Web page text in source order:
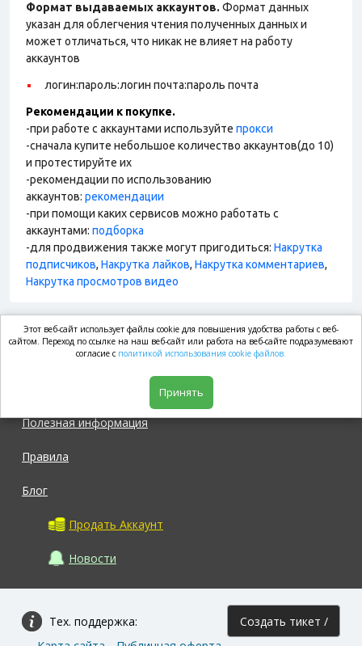
Формат выдаваемых аккаунтов. Формат данных
указан для облегчения чтения полученных данных и
может отличаться, что никак не влияет на работу
аккаунтов
логин:пароль:логин почта:пароль почта
Рекомендации к покупке.
-при работе с аккаунтами используйте прокси
-сначала купите небольшое количество аккаунтов(до 10)
и протестируйте их
-рекомендации по использованию
аккаунтов: рекомендации
-при помощи каких сервисов можно работать с
аккаунтами: подборка
-для продвижения также могут пригодиться: Накрутка
подписчиков, Накрутка лайков, Накрутка комментариев,
Накрутка просмотров видео
market.com
Полезная информация
Правила
Блог
Продать Аккаунт
Новости
Тех. поддержка:
Создать тикет /
Этот веб-сайт использует файлы cookie для повышения удобства работы с веб-
сайтом. Переход по ссылке на наш веб-сайт или работа на веб-сайте подразумевают
согласие с политикой использования cookie файлов.
Принять